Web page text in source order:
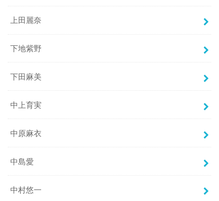
上田麗奈
下地紫野
下田麻美
中上育実
中原麻衣
中島愛
中村悠一